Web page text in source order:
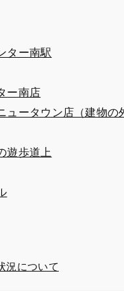
ター南駅
ー南店
ュータウン店（建物の
遊歩道上
況について